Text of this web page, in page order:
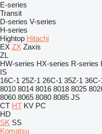
E-series
Transit
D-series V-series
H-series
Hightop Hitachi
EX ZX Zaxis
ZL
HW-series HX-series R-series
IS
16C-1 25Z-1 26C-1 35Z-1 36C-
8010 8014 8016 8018 8025
8060 8065 8080 8085 JS
CT HT KV PC
HD
SK SS
Komatsu